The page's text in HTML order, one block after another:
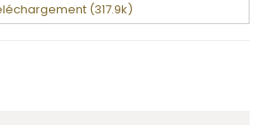
(317.9k)